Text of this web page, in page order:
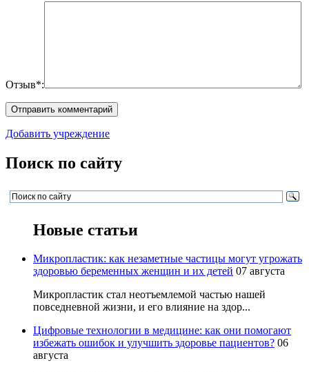
Отзыв*:
Добавить учреждение
Поиск по сайту
Новые статьи
Микропластик: как незаметные частицы могут угрожать
здоровью беременных женщин и их детей 07 августа
Микропластик стал неотъемлемой частью нашей
повседневной жизни, и его влияние на здор...
Цифровые технологии в медицине: как они помогают
избежать ошибок и улучшить здоровье пациентов? 06
августа